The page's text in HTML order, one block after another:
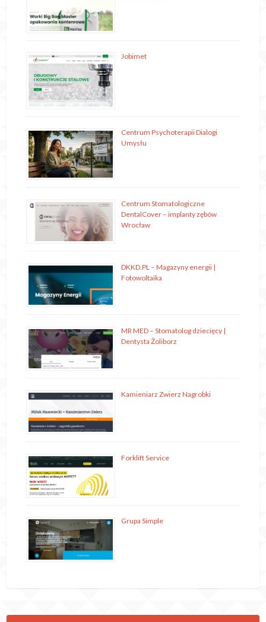
Jobimet
Centrum Psychoterapii Dialogi
Umysłu
Centrum Stomatologiczne
DentalCover – implanty zębów
Wrocław
DKKD.PL – Magazyny energii |
Fotowoltaika
MR MED – Stomatolog dziecięcy |
Dentysta Żoliborz
Kamieniarz Zwierz Nagrobki
Forklift Service
Grupa Simple